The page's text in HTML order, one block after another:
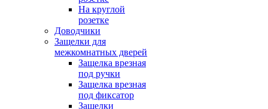
На круглой
розетке
Доводчики
Защелки для
межкомнатных дверей
Защелка врезная
под ручки
Защелка врезная
под фиксатор
Защелки